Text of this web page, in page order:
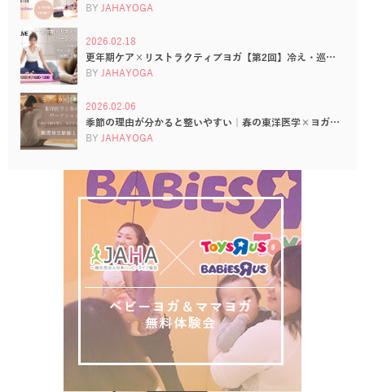
BY JAHAYOGA
2026.02.18
更年期ケア×リストラクティブヨガ【第2回】冷え・巡…
BY JAHAYOGA
2026.02.06
季節の理由が分かると整いやすい｜春の東洋医学×ヨガ…
BY JAHAYOGA